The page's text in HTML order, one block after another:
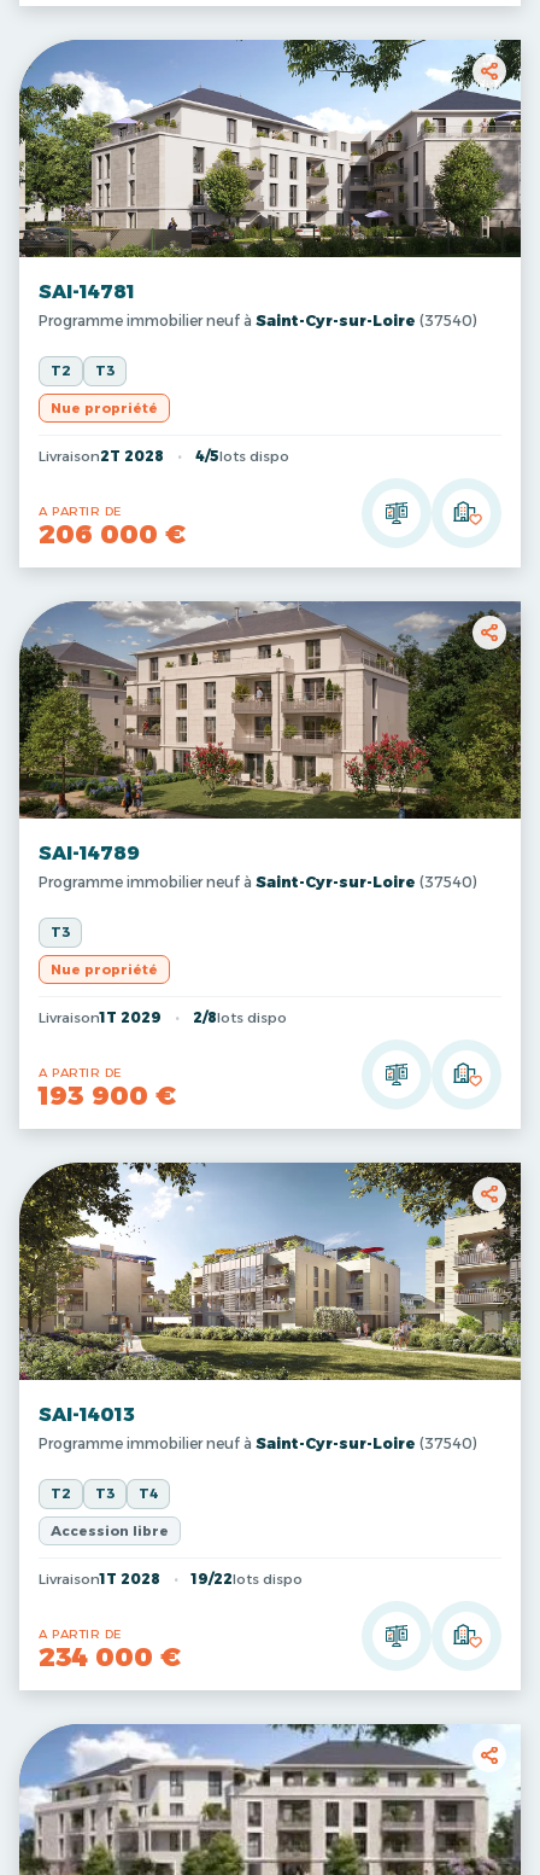
SAI-14781
Programme immobilier neuf à Saint-Cyr-sur-Loire (37540)
T2 T3
Nue propriété
Livraison2T 2028 4/5lots dispo
A PARTIR DE
206 000 €
SAI-14789
Programme immobilier neuf à Saint-Cyr-sur-Loire (37540)
T3
Nue propriété
Livraison1T 2029 2/8lots dispo
A PARTIR DE
193 900 €
SAI-14013
Programme immobilier neuf à Saint-Cyr-sur-Loire (37540)
T2 T3 T4
Accession libre
Livraison1T 2028 19/22lots dispo
A PARTIR DE
234 000 €